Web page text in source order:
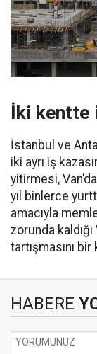
İki kentte
İstanbul ve
iki ayrı iş
yitirmesi,
yıl binlerce
amacıyla
zorunda
tartışmasını
HABERE